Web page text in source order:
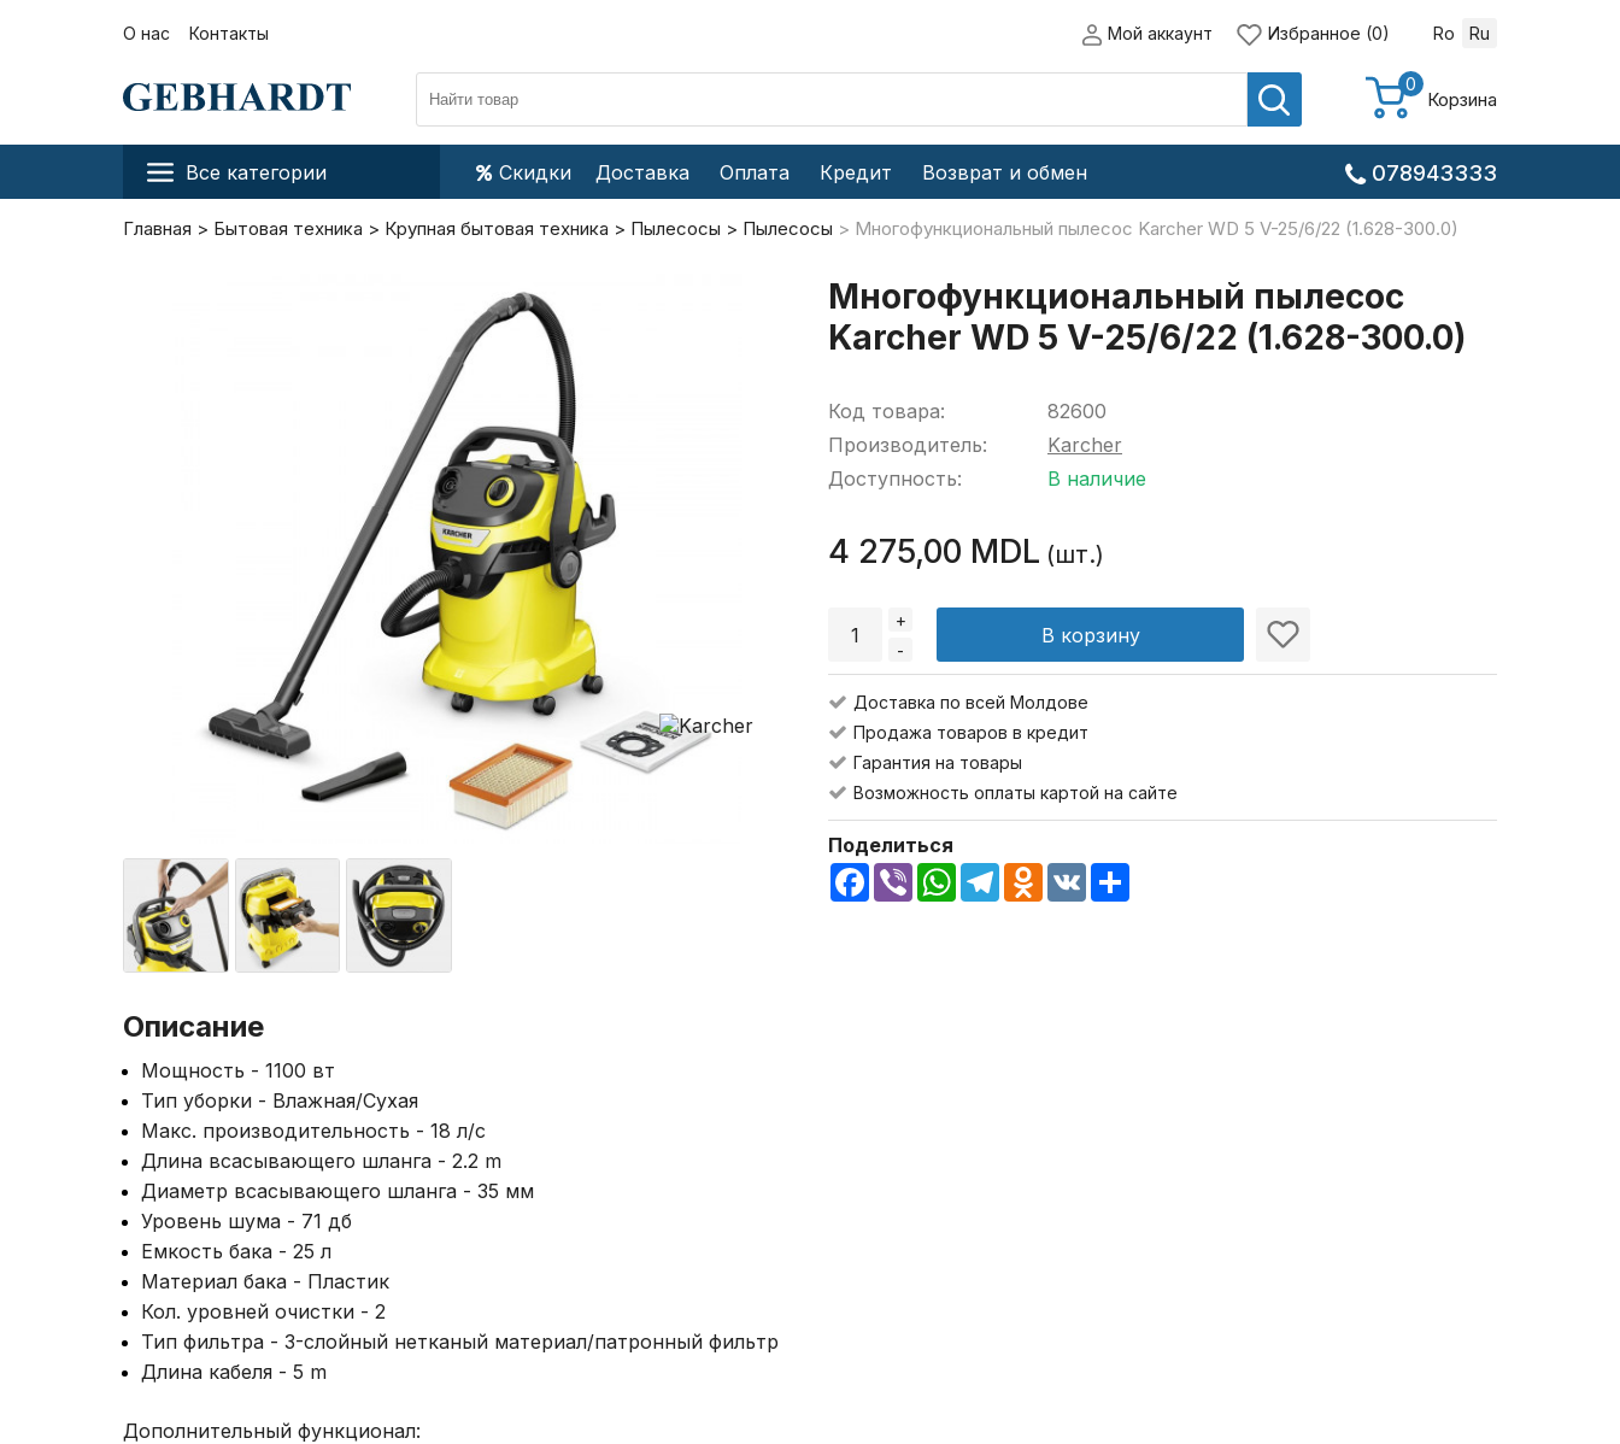
О нас Контакты Мой аккаунт Избранное (0) Ro Ru
0
Корзина
Все категории Скидки Доставка Оплата Кредит Возврат и обмен 078943333
Главная Бытовая техника Крупная бытовая техника Пылесосы Пылесосы Многофункциональный пылесос Karcher WD 5 V-25/6/22 (1.628-300.0)
Описание
Мощность - 1100 вт
Тип уборки - Влажная/Сухая
Макс. производительность - 18 л/с
Длина всасывающего шланга - 2.2 m
Диаметр всасывающего шланга - 35 мм
Уровень шума - 71 дб
Емкость бака - 25 л
Материал бака - Пластик
Кол. уровней очистки - 2
Тип фильтра - 3-слойный нетканый материал/патронный фильтр
Длина кабеля - 5 m
Дополнительный функционал:
Многофункциональный пылесос
Karcher WD 5 V-25/6/22 (1.628-300.0)
Код товара:
Производитель:
Доступность:
82600
Karcher
В наличие
4 275,00 MDL (шт.)
+
-
В корзину
Доставка по всей Молдове
Продажа товаров в кредит
Гарантия на товары
Возможность оплаты картой на сайте
Поделиться
Facebook
Viber WhatsApp
TelegramOdnoklassniki
VK